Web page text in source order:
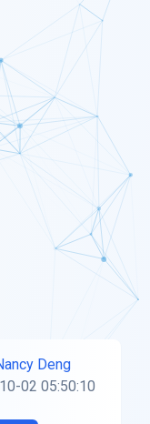
Deng
02 05:50:10